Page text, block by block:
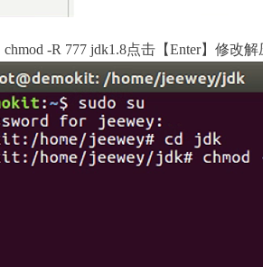
-R 777 jdk1.8点击【Enter】修改